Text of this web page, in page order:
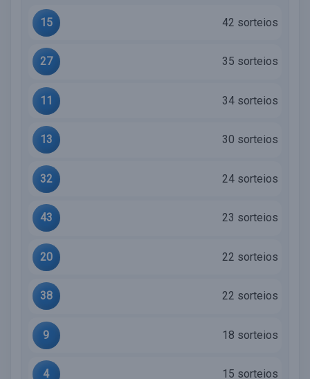
15 42 sorteios
27 35 sorteios
11 34 sorteios
13 30 sorteios
32 24 sorteios
43 23 sorteios
20 22 sorteios
38 22 sorteios
9 18 sorteios
4 15 sorteios